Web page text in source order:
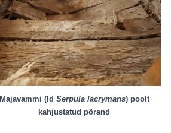
Majavammi (ld Serpula lacrymans) poolt
kahjustatud põrand